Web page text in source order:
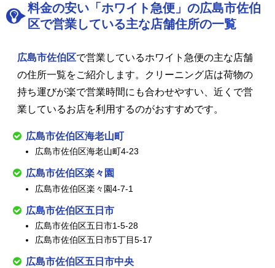
料金の安い「ホワイト急便」の広島市佐伯
区で営業している主な店舗住所の一覧
広島市佐伯区で営業しているホワイト急便の主な店舗
の住所一覧をご紹介します。クリーニング店は荷物の
持ち運びが楽で営業時間にも合わせやすい、近くで営
業しているお店を利用するのがおすすめです。
広島市佐伯区海老山町
広島市佐伯区海老山町4-23
広島市佐伯区楽々園
広島市佐伯区楽々園4-7-1
広島市佐伯区五日市
広島市佐伯区五日市1-5-28
広島市佐伯区五日市5丁目5-17
広島市佐伯区五日市中央